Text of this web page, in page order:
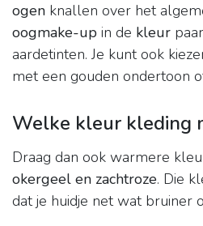
ogen knallen over het
oogmake-up in de kleur
aardetinten. Je kunt ook
met een gouden ondertoon
Welke kleur kleding
Draag dan ook warmere
okergeel en zachtroze. Die
dat je huidje net wat bruiner